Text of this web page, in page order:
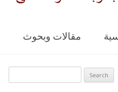
مقالات وبحوث